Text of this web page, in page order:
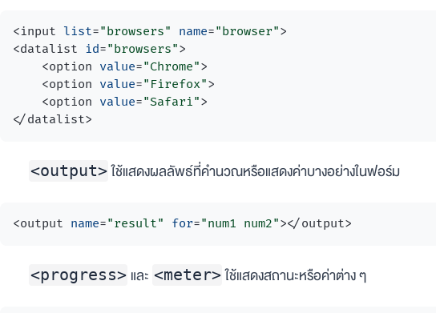
<input list="browsers" name="browser">
<datalist id="browsers">
<option value="Chrome">
<option value="Firefox">
<option value="Safari">
</datalist>
<output>ใช้แสดงผลลัพธ์ที่คำนวณหรือแสดงค่าบางอย่างในฟอร์ม
<output name="result" for="num1 num2"></output>
<progress> และ <meter>ใช้แสดงสถานะหรือค่าต่าง ๆ